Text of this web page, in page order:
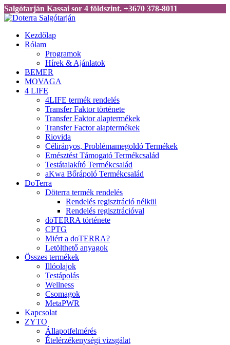
Salgótarján Kassai sor 4 földszint. +3670 378-8011
Kezdőlap
Rólam
Programok
Hírek & Ajánlatok
BEMER
MOVAGA
4 LIFE
4LIFE termék rendelés
Transfer Faktor története
Transfer Faktor alaptermékek
Transfer Factor alaptermékek
Riovida
Célirányos, Problémamegoldó Termékek
Emésztést Támogató Termékcsalád
Testátalakító Termékcsalád
aKwa Bőrápoló Termékcsalád
DoTerra
Döterra termék rendelés
Rendelés regisztráció nélkül
Rendelés regisztrációval
dōTERRA története
CPTG
Miért a doTERRA?
Letölthető anyagok
Összes termékek
Illóolajok
Testápolás
Wellness
Csomagok
MetaPWR
Kapcsolat
ZYTO
Állapotfelmérés
Ételérzékenységi vizsgálat